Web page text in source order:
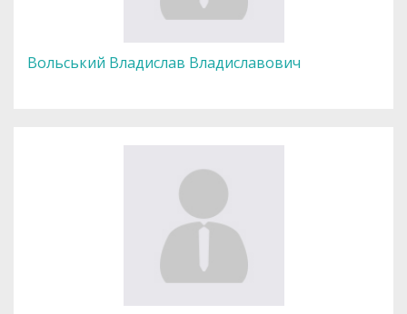
Вольський Владислав Владиславович